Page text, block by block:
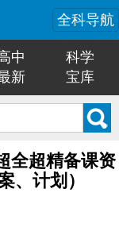
全科导航
中
科学
新 宝库
全超精备课资
、计划）